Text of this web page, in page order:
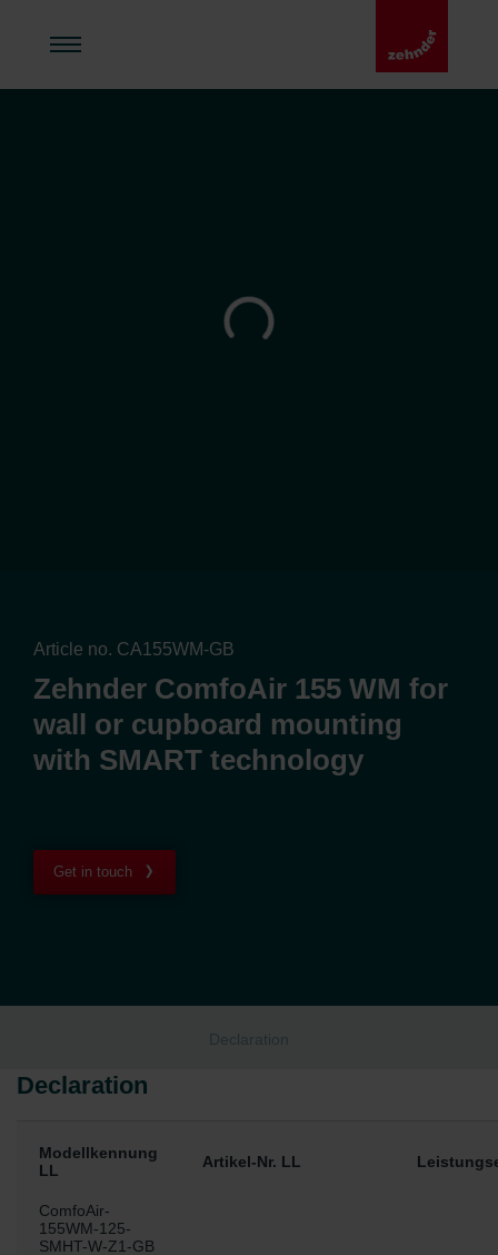
Article no. CA155WM-GB
Zehnder ComfoAir 155 WM for
wall or cupboard mounting
with SMART technology
Get in touch
Declaration
Declaration
Modellkennung
LL
Artikel-Nr. LL
ComfoAir-
155WM-125-
SMHT-W-Z1-GB